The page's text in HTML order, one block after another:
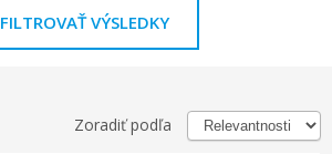
FILTROVAŤ VÝSLEDKY
Zoradiť podľa